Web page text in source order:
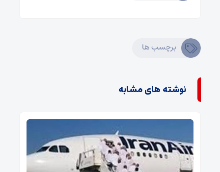
برچسب ها
نوشته های مشابه